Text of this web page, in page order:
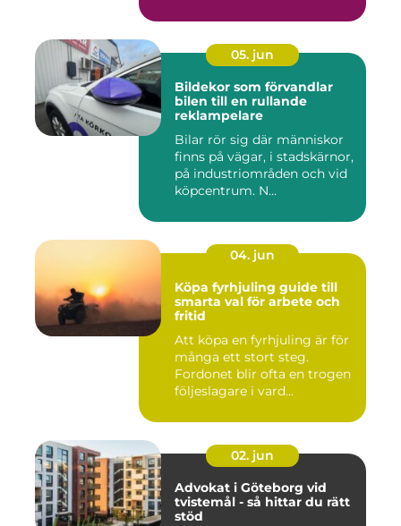
05. jun
Bildekor som förvandlar
bilen till en rullande
reklampelare
Bilar rör sig där människor
finns på vägar, i stadskärnor,
på industriområden och vid
köpcentrum. N...
04. jun
Köpa fyrhjuling guide till
smarta val för arbete och
fritid
Att köpa en fyrhjuling är för
många ett stort steg.
Fordonet blir ofta en trogen
följeslagare i vard...
02. jun
Advokat i Göteborg vid
tvistemål - så hittar du rätt
stöd